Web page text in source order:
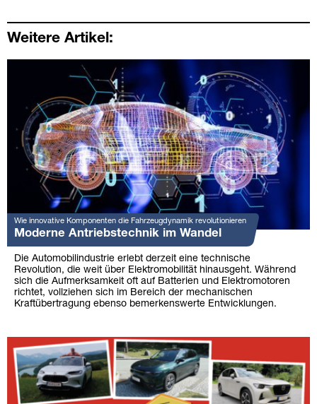
Weitere Artikel:
Wie innovative Komponenten die Fahrzeugdynamik revolutionieren
Moderne Antriebstechnik im Wandel
Die Automobilindustrie erlebt derzeit eine technische
Revolution, die weit über Elektromobilität hinausgeht. Während
sich die Aufmerksamkeit oft auf Batterien und Elektromotoren
richtet, vollziehen sich im Bereich der mechanischen
Kraftübertragung ebenso bemerkenswerte Entwicklungen.